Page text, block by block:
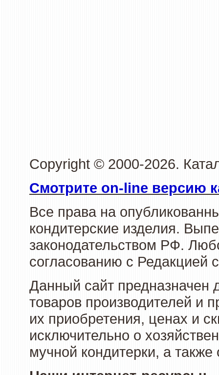
Copyright © 2000-2026.
Смотрите on-line версию
Все права на
кондитерские изделия.
законодательством РФ.
согласованию с Редакцией
Данный сайт предназначен
товаров производителей и
их приобретения, ценах и
исключительно о
мучной кондитерки, а